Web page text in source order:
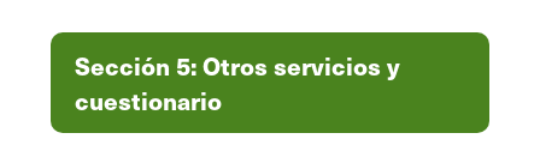
Sección 5: Otros servicios y
cuestionario